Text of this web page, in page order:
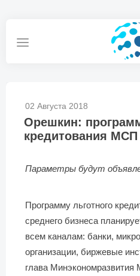
02 Августа 2018
Орешкин:
кредитования
Параметры будут
Программу льготного
среднего бизнеса
всем каналам: банки,
организации, биржевые
глава